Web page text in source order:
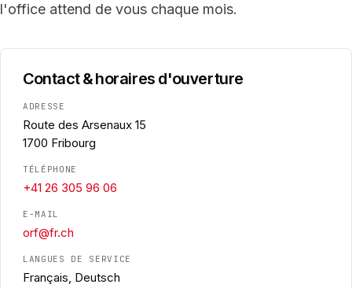
l'office attend de vous chaque mois.
Contact & horaires d'ouverture
ADRESSE
Route des Arsenaux 15
1700 Fribourg
TÉLÉPHONE
+41 26 305 96 06
E-MAIL
orf@fr.ch
LANGUES DE SERVICE
Français, Deutsch